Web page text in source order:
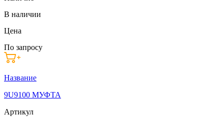
В наличии
Цена
По запросу
Название
9U9100 МУФТА
Артикул